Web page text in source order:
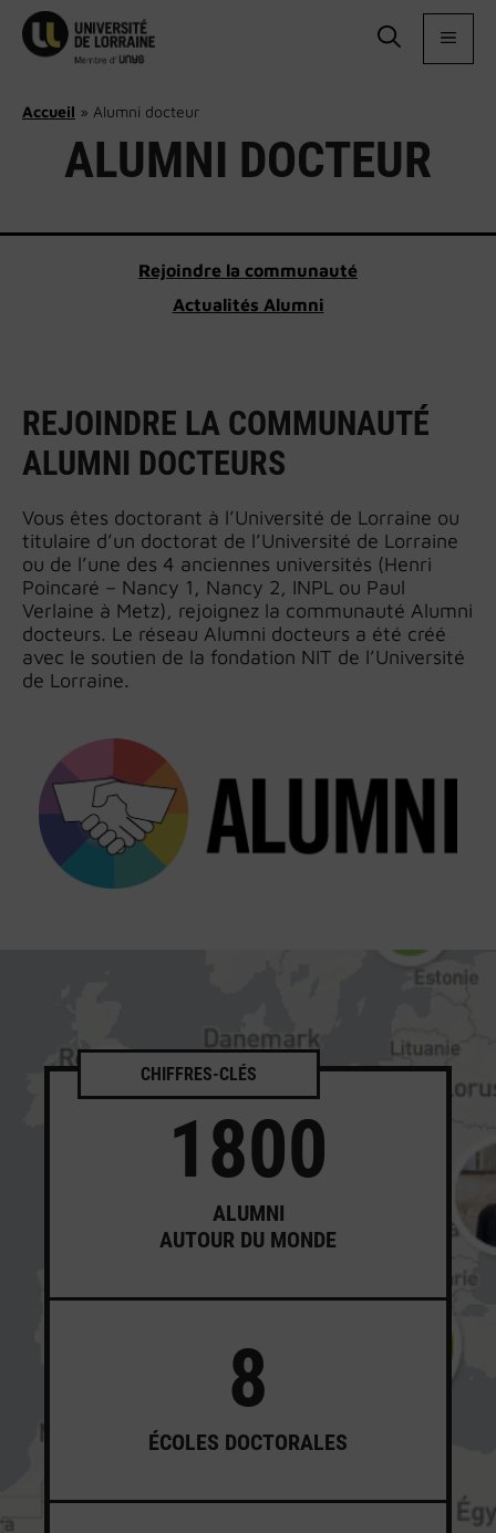
Aller
contenu
Accueil » Alumni docteur
ALUMNI DOCTEUR
Rejoindre la communauté
Actualités Alumni
REJOINDRE LA COMMUNAUTÉ
ALUMNI DOCTEURS
Vous êtes doctorant à l’Université de Lorraine ou
titulaire d’un doctorat de l’Université de Lorraine
ou de l’une des 4 anciennes universités (Henri
Poincaré – Nancy 1, Nancy 2, INPL ou Paul
Verlaine à Metz), rejoignez la communauté Alumni
docteurs. Le réseau Alumni docteurs a été créé
avec le soutien de la fondation NIT de l’Université
de Lorraine.
CHIFFRES-CLÉS
1800
ALUMNI
AUTOUR DU MONDE
8
ÉCOLES DOCTORALES